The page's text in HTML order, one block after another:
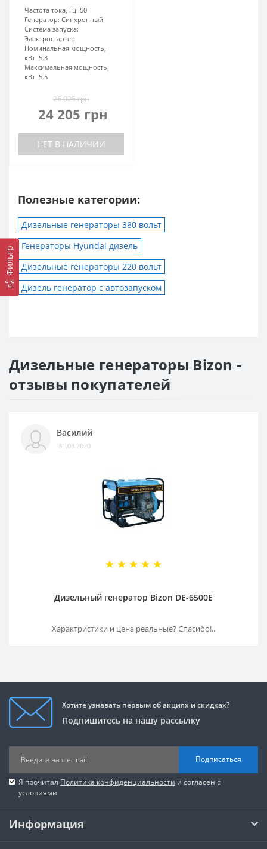
Фильтр
Частота тока, Гц: 50
Генератор: Синхронный
Система запуска:
Электростартер
Номинальная мощность,
кВт: 5.3
Максимальная мощность,
кВт: 5.5
26 025 грн
24 205 грн
НЕТ В НАЛИЧИИ
Полезные категории:
Дизельные генераторы 380 вольт
Генераторы Hyundai дизель
Дизельные генераторы 220 вольт
Дизель генератор с автозапуском
Дизельные генераторы Bizon -
отзывы покупателей
Василий
31.03.2020
Дизельный генератор Bizon DЕ-6500Е
Характристики и цена реальные? Спасибо!..
Хотите узнавать первым об акциях и скидках?
Подпишитесь на нашу рассылку
Подписаться
Я прочитал Политика конфиденциальности и согласен с
условиями
Информация